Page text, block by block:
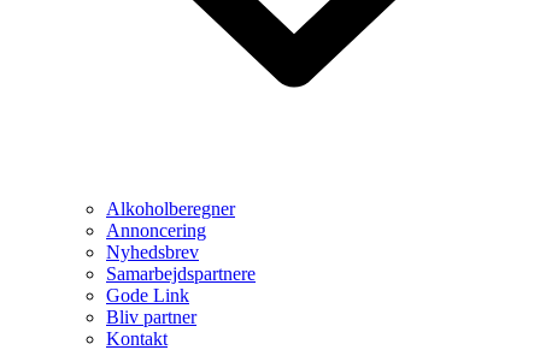
Alkoholberegner
Annoncering
Nyhedsbrev
Samarbejdspartnere
Gode Link
Bliv partner
Kontakt